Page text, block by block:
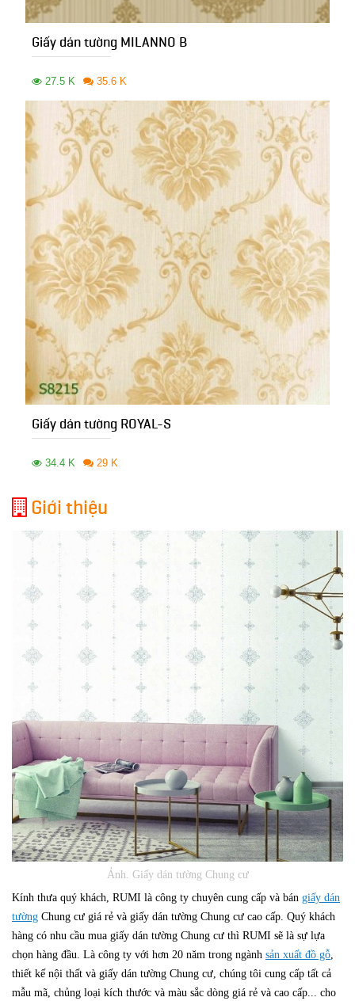
Giấy dán tường MILANNO B
27.5 K 35.6 K
Giấy dán tường ROYAL-S
34.4 K 29 K
Giới thiệu
Ảnh. Giấy dán tường Chung cư
Kính thưa quý khách, RUMI là công ty chuyên cung cấp và bán giấy dán
tường Chung cư giá rẻ và giấy dán tường Chung cư cao cấp. Quý khách
hàng có nhu cầu mua giấy dán tường Chung cư thì RUMI sẽ là sự lựa
chọn hàng đầu. Là công ty với hơn 20 năm trong ngành sản xuất đồ gỗ
thiết kế nội thất và giấy dán tường Chung cư, chúng tôi cung cấp tất cả
mẫu mã, chủng loại kích thước và màu sắc dòng giá rẻ và cao cấp... cho